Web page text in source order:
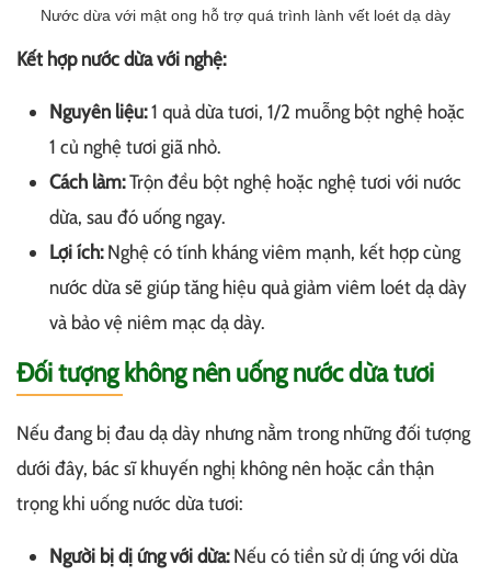
Nước dừa với mật ong hỗ trợ quá trình lành vết loét dạ dày
Kết hợp nước dừa với nghệ:
Nguyên liệu:1 quả dừa tươi, 1/2 muỗng bột nghệ hoặc
1 củ nghệ tươi giã nhỏ.
Cách làm:Trộn đều bột nghệ hoặc nghệ tươi với nước
dừa, sau đó uống ngay.
Lợi ích:Nghệ có tính kháng viêm mạnh, kết hợp cùng
nước dừa sẽ giúp tăng hiệu quả giảm viêm loét dạ dày
và bảo vệ niêm mạc dạ dày.
Đối tượng không nên uống nước dừa tươi
Nếu đang bị đau dạ dày nhưng nằm trong những đối tượng
dưới đây, bác sĩ khuyến nghị không nên hoặc cần thận
trọng khi uống nước dừa tươi:
Người bị dị ứng với dừa:Nếu có tiền sử dị ứng với dừa